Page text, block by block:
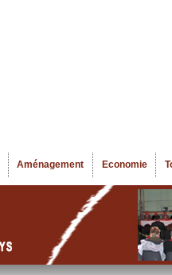
Aménagement Economie